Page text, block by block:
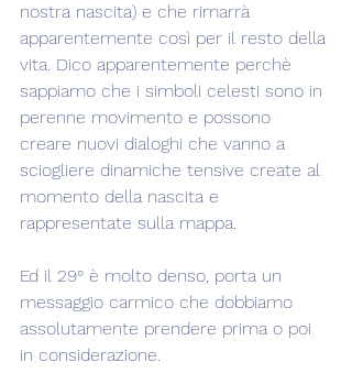
nostra nascita) e che rimarrà
apparentemente così per il resto della
vita. Dico apparentemente perchè
sappiamo che i simboli celesti sono in
perenne movimento e possono
creare nuovi dialoghi che vanno a
sciogliere dinamiche tensive create al
momento della nascita e
rappresentate sulla mappa.
Ed il 29° è molto denso, porta un
messaggio carmico che dobbiamo
assolutamente prendere prima o poi
in considerazione.